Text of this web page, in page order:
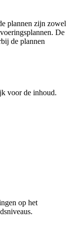
plannen zijn zowel
De
de plannen
voor de inhoud.
op het